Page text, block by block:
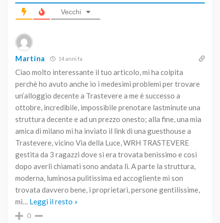
Vecchi
Martina 14 anni fa
Ciao molto interessante il tuo articolo, mi ha colpita
perchè ho avuto anche io i medesimi problemi per trovare
un’alloggio decente a Trastevere a me è successo a
ottobre, incredibile, impossibile prenotare lastminute una
struttura decente e ad un prezzo onesto; alla fine, una mia
amica di milano mi ha inviato il link di una guesthouse a
Trastevere, vicino Via della Luce, WRH TRASTEVERE
gestita da 3 ragazzi dove si era trovata benissimo e così
dopo averli chiamati sono andata li. A parte la struttura,
moderna, luminosa pulitissima ed accogliente mi son
trovata davvero bene, i proprietari, persone gentilissime,
mi… Leggi il resto »
0